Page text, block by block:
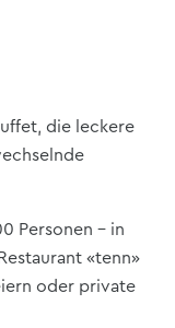
die leckere
Personen – in
«tenn»
oder private